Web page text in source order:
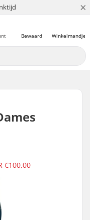
×
Winkelmandje
Bewaard
€100,00